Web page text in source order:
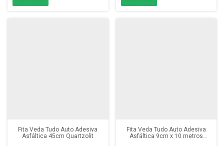
Fita Veda Tudo Auto Adesiva
Asfáltica 45cm Quartzolit
Fita Veda Tudo Auto Adesiva
Asfáltica 9cm x 10 metros